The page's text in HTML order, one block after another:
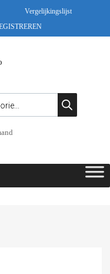
Vergelijkingslijst